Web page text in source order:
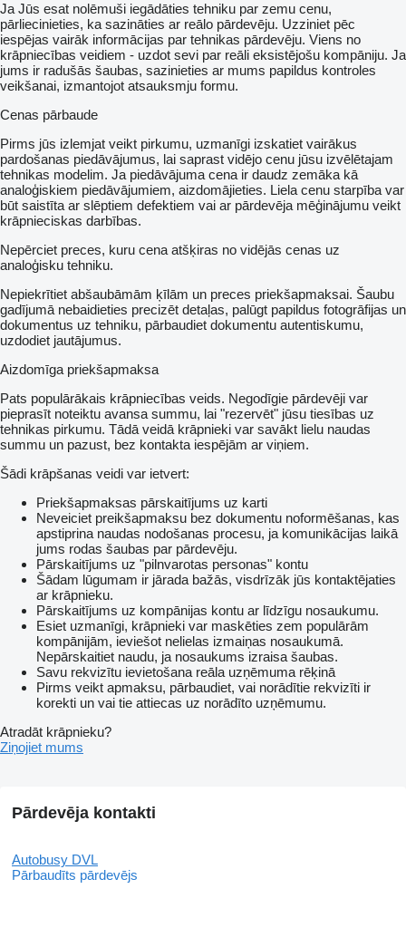
Ja Jūs esat nolēmuši iegādāties tehniku par zemu cenu,
pārliecinieties, ka sazināties ar reālo pārdevēju. Uzziniet pēc
iespējas vairāk informācijas par tehnikas pārdevēju. Viens no
krāpniecības veidiem - uzdot sevi par reāli eksistējošu kompāniju. Ja
jums ir radušās šaubas, sazinieties ar mums papildus kontroles
veikšanai, izmantojot atsauksmju formu.
Cenas pārbaude
Pirms jūs izlemjat veikt pirkumu, uzmanīgi izskatiet vairākus
pardošanas piedāvājumus, lai saprast vidējo cenu jūsu izvēlētajam
tehnikas modelim. Ja piedāvājuma cena ir daudz zemāka kā
analoģiskiem piedāvājumiem, aizdomājieties. Liela cenu starpība var
būt saistīta ar slēptiem defektiem vai ar pārdevēja mēģinājumu veikt
krāpnieciskas darbības.
Nepērciet preces, kuru cena atšķiras no vidējās cenas uz
analoģisku tehniku.
Nepiekrītiet abšaubāmām ķīlām un preces priekšapmaksai. Šaubu
gadījumā nebaidieties precizēt detaļas, palūgt papildus fotogrāfijas un
dokumentus uz tehniku, pārbaudiet dokumentu autentiskumu,
uzdodiet jautājumus.
Aizdomīga priekšapmaksa
Pats populārākais krāpniecības veids. Negodīgie pārdevēji var
pieprasīt noteiktu avansa summu, lai "rezervēt" jūsu tiesības uz
tehnikas pirkumu. Tādā veidā krāpnieki var savākt lielu naudas
summu un pazust, bez kontakta iespējām ar viņiem.
Šādi krāpšanas veidi var ietvert:
Priekšapmaksas pārskaitījums uz karti
Neveiciet preikšapmaksu bez dokumentu noformēšanas, kas
apstiprina naudas nodošanas procesu, ja komunikācijas laikā
jums rodas šaubas par pārdevēju.
Pārskaitījums uz "pilnvarotas personas" kontu
Šādam lūgumam ir jārada bažās, visdrīzāk jūs kontaktējaties
ar krāpnieku.
Pārskaitījums uz kompānijas kontu ar līdzīgu nosaukumu.
Esiet uzmanīgi, krāpnieki var maskēties zem populārām
kompānijām, ieviešot nelielas izmaiņas nosaukumā.
Nepārskaitiet naudu, ja nosaukums izraisa šaubas.
Savu rekvizītu ievietošana reāla uzņēmuma rēķinā
Pirms veikt apmaksu, pārbaudiet, vai norādītie rekvizīti ir
korekti un vai tie attiecas uz norādīto uzņēmumu.
Atradāt krāpnieku?
Ziņojiet mums
Pārdevēja kontakti
Autobusy DVL
Pārbaudīts pārdevējs